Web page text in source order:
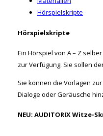
Hörspielskripte
Hörspielskripte
Ein Hörspiel von A – Z
zur Verfügung. Sie sollen
Sie können die Vorlagen
Dialoge oder Geräusche
NEU: AUDITORIX Witze-